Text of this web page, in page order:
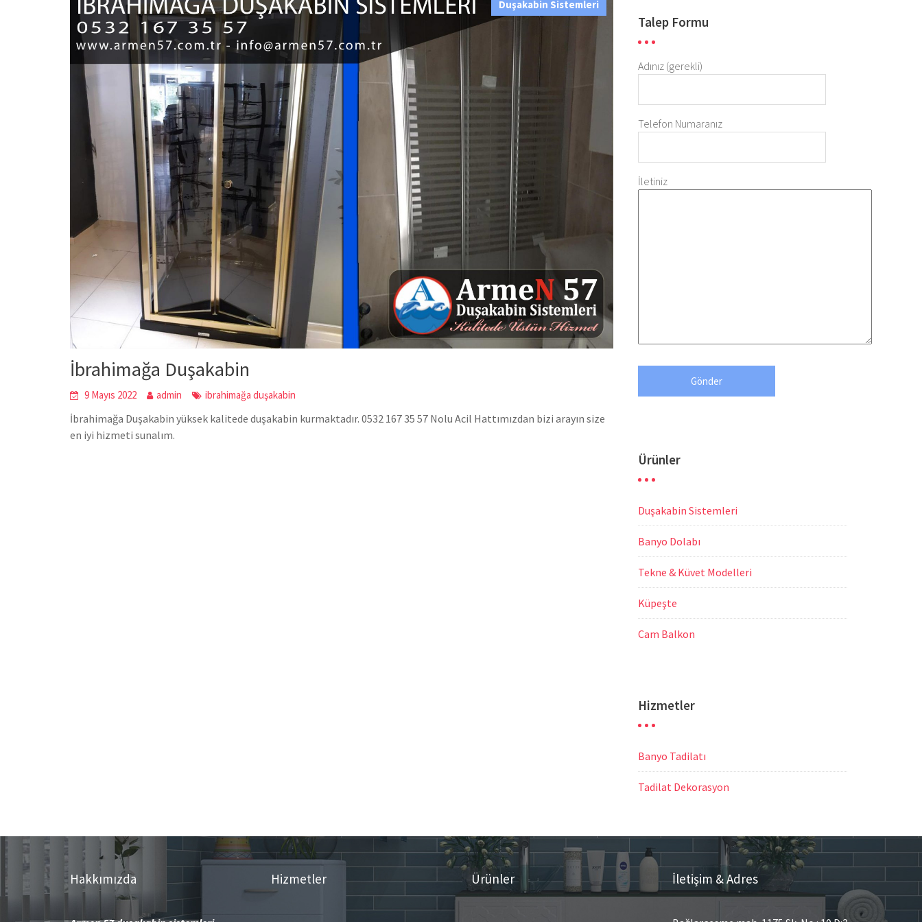
Duşakabin Sistemleri
İbrahimağa Duşakabin
9 Mayıs 2022 admin ibrahimağa duşakabin
İbrahimağa Duşakabin yüksek kalitede duşakabin kurmaktadır. 0532 167 35 57 Nolu Acil Hattımızdan bizi arayın size
en iyi hizmeti sunalım.
Talep Formu
Adınız (gerekli)
Telefon Numaranız
İletiniz
Ürünler
Duşakabin Sistemleri
Banyo Dolabı
Tekne & Küvet Modelleri
Küpeşte
Cam Balkon
Hizmetler
Banyo Tadilatı
Tadilat Dekorasyon
Hakkımızda Hizmetler Ürünler İletişim & Adres